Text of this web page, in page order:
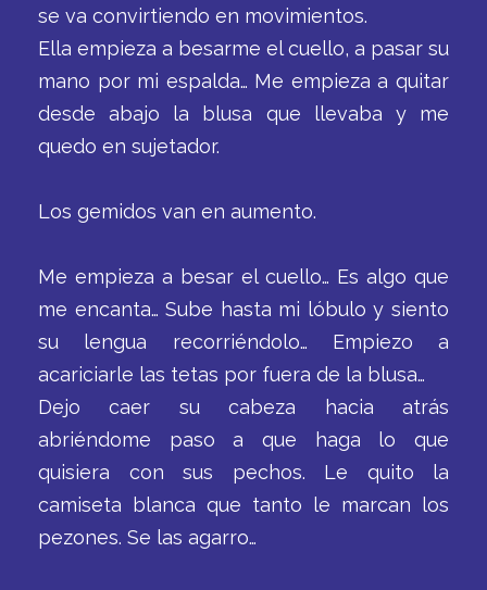
se va convirtiendo en movimientos.
Ella empieza a besarme el cuello, a pasar su
mano por mi espalda… Me empieza a quitar
desde abajo la blusa que llevaba y me
quedo en sujetador.
Los gemidos van en aumento.
Me empieza a besar el cuello… Es algo que
me encanta… Sube hasta mi lóbulo y siento
su lengua recorriéndolo… Empiezo a
acariciarle las tetas por fuera de la blusa…
Dejo caer su cabeza hacia atrás
abriéndome paso a que haga lo que
quisiera con sus pechos. Le quito la
camiseta blanca que tanto le marcan los
pezones. Se las agarro…